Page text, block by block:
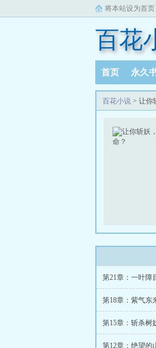
将本站设为首页
百花
首页 永久
百花小说 > 让你
第21章：一叶障
第18章：紫气东
第15章：斩杀树
第12章：绝望的